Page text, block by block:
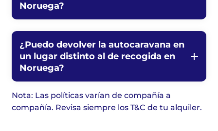
Noruega?
¿Puedo devolver la autocaravana en
un lugar distinto al de recogida en
Noruega?
Nota: Las políticas varían de compañía a
compañía. Revisa siempre los T&C de tu alquiler.